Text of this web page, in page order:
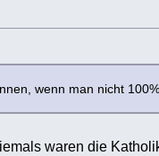
wenn man nicht
waren die